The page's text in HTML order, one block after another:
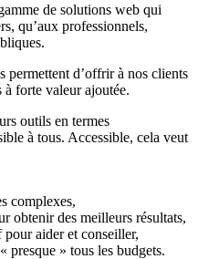
de solutions web qui
qu’aux professionnels,
permettent d’offrir à nos clients
à forte valeur ajoutée.
outils en termes
à tous. Accessible, cela veut
complexes,
obtenir des meilleurs résultats,
aider et conseiller,
presque » tous les budgets.